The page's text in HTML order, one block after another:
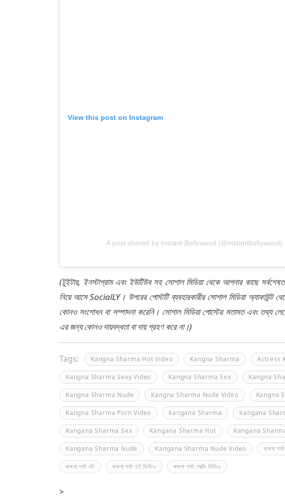
View this post on Instagram
A post shared by Instant Bollywood (@instantbollywood)
(টুইটার, ইনস্টাগ্রাম এবং ইউটিউব সহ সোশাল মিডিয়া থেকে আপনার কাছে
নিয়ে আসে SocialLY। উপরের পোস্টটি ব্যবহারকারীর সোশাল মিডিয়া অ্যাকাউন্ট
কোনও সংশোধন বা সম্পাদনা করেনি। সোশাল মিডিয়া পোস্টের মতামত এবং তথ্য
এর জন্য কোনও দায়বদ্ধতা বা দায় গ্রহণ করে না।)
Tags: Kangna Sharma Hot Video Kangna Sharma Actress
Kangna Sharma Sexy Video Kangna Sharma Sex Kangna
Kangna Sharma Nude Kangna Sharma Nude Video Kangna
Kangna Sharma Porn Video Kangana Sharma Kangana
Kangana Sharma Sex Kangana Sharma Hot Kangana
Kangana Sharma Nude Kangana Sharma Nude Video কঙ্গনা শর্মা
কঙ্গনা শর্মা হট কঙ্গনা শর্মা হট ভিডিও কঙ্গনা শর্মা সেক্সি ভিডিও
>